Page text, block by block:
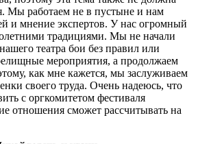
Мы работаем не в пустыне и нам
и мнение экспертов. У нас огромный
традициями. Мы не начали
театра бои без правил или
мероприятия, а продолжаем
как мне кажется, мы заслуживаем
своего труда. Очень надеюсь, что
с оргкомитетом фестиваля
отношения сможет рассчитывать на